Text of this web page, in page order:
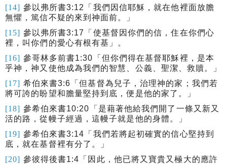
[14] 參以弗所書3:12
「我們因信耶穌，就在他裡面放膽
無懼，篤信不疑的來到神面前。」
[15] 參以弗所書3:17
「使基督因你們的信，住在你們心
裡，叫你們的愛心有根有基」。
[16] 參哥林多前書1:30 「但你們得在基督耶穌裡，是本
乎神，神又使他成為我們的智慧、公義、聖潔、救贖。」
[17] 希伯來書3:6 「但基督為兒子，治理神的家；我們若
將可誇的盼望和膽量堅持到底，便是他的家了。」
[18] 參希伯來書10:20 「是藉著他給我們開了一條又新又
活的路，從幔子經過，這幔子就是他的身體。」
[19] 參希伯來書3:14 「我們若將起初確實的信心堅持到
底，就在基督裡有分了。」
[20] 參彼得後書1:4 「因此，他已將又寶貴又極大的應許